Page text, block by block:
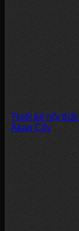
Thiết kế nội
Akari City